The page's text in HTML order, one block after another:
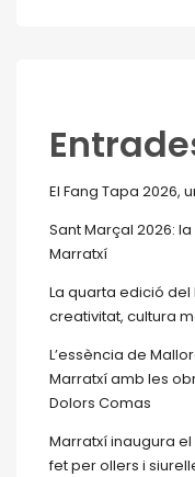
El Fang Tapa 2026,
Sant Marçal 2026:
Marratxí
La quarta edició del
creativitat, cultura
L’essència de
Marratxí amb les
Dolors Comas
Marratxí inaugura
fet per ollers i